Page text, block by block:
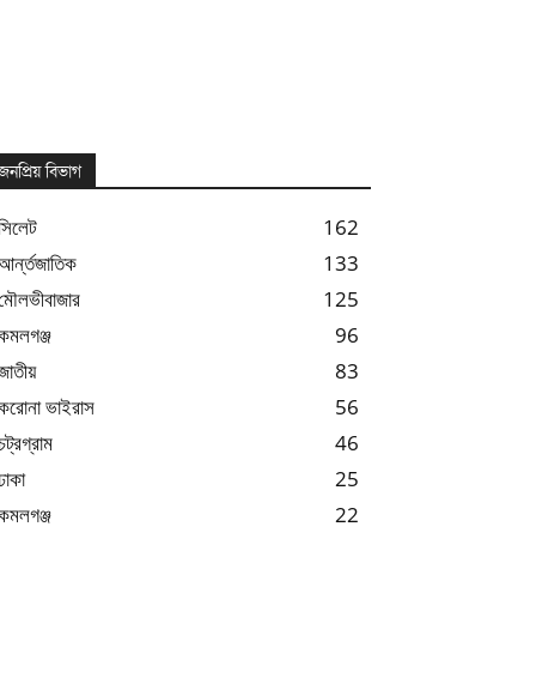
বিভাগ
162
133
125
96
83
ভাইরাস
56
46
25
22